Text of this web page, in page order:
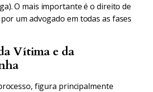
O mais importante é o direito de
um advogado em todas as fases
Vítima e da
figura principalmente